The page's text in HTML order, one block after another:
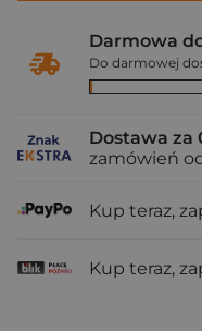
Darmowa
Do darmowej
Dostawa za
zamówień
Kup teraz,
Kup teraz,